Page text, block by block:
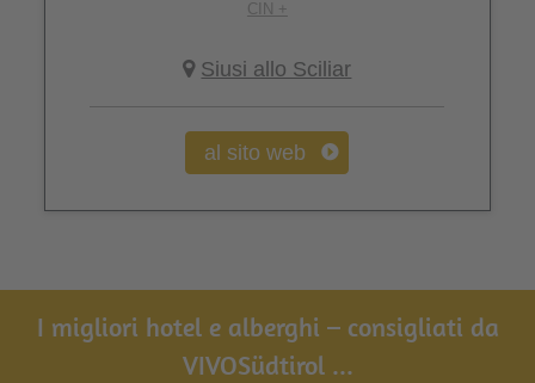
CIN +
Siusi allo Sciliar
al sito web
I migliori hotel e alberghi – consigliati da
VIVOSüdtirol ...